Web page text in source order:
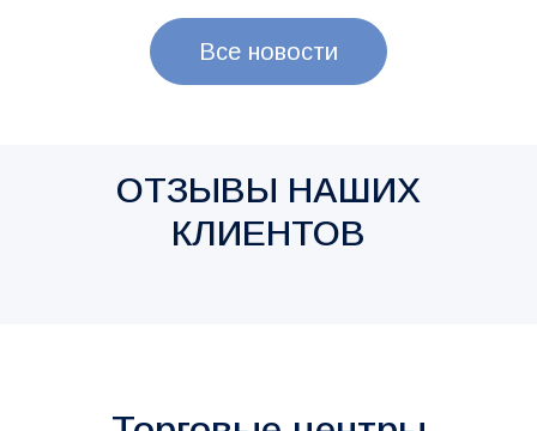
Все новости
ОТЗЫВЫ НАШИХ
КЛИЕНТОВ